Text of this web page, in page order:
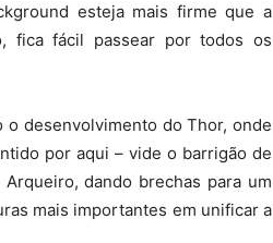
esteja mais firme que a
fica fácil passear por todos os
desenvolvimento do Thor, onde
por aqui – vide o barrigão de
dando brechas para um
mais importantes em unificar a